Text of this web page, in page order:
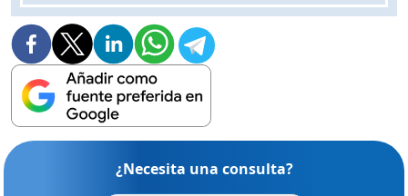
¿Necesita una consulta?